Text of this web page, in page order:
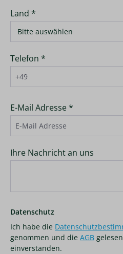
Land *
Telefon *
E-Mail Adresse *
Ihre Nachricht an uns
Datenschutz
Ich habe die
genommen und die AGB
einverstanden.